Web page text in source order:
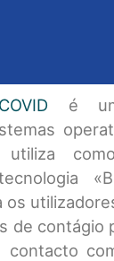
é
utiliza
os
de contágio